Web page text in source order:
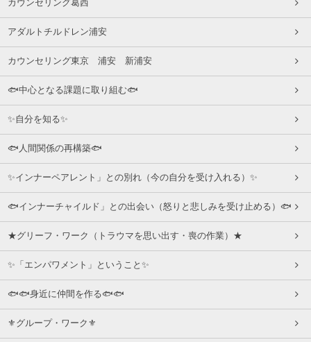
カウンセリング葛西
アダルトチルドレン浦安
カウンセリング東京 浦安 新浦安
🐟中心となる課題に取り組む🐟
✨自分を知る✨
🐟人間関係の再構築🐟
✨インナーペアレント」との別れ（今の自分を受け入れる）✨
🐟インナーチャイルド」との出会い（怒りと悲しみを受け止める）🐟
★グリーフ・ワーク（トラウマを思い出す・喪の作業）★
✨「エンパワメント」ということ✨
🐟🐟身近に仲間を作る🐟🐟
⚜グループ・ワーク⚜